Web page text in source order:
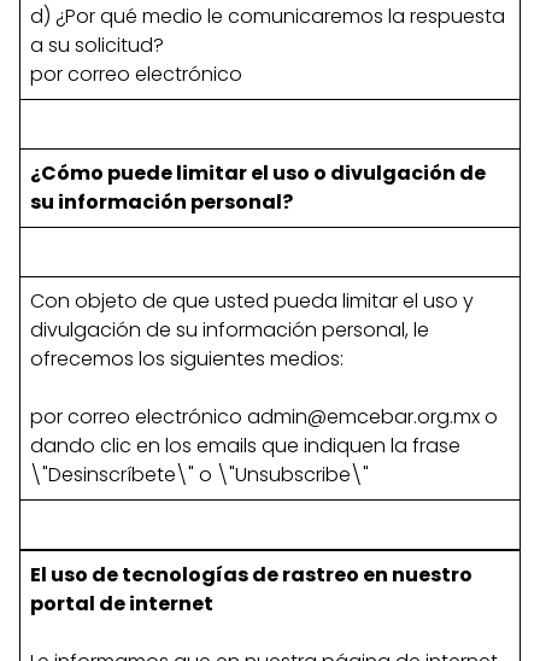
d) ¿Por qué medio le comunicaremos la respuesta
a su solicitud?
por correo electrónico
¿Cómo puede limitar el uso o divulgación de
su información personal?
Con objeto de que usted pueda limitar el uso y
divulgación de su información personal, le
ofrecemos los siguientes medios:
por correo electrónico admin@emcebar.org.mxo
dando clic en los emails que indiquen la frase
\"Desinscríbete\" o \"Unsubscribe\"
El uso de tecnologías de rastreo en nuestro
portal de internet